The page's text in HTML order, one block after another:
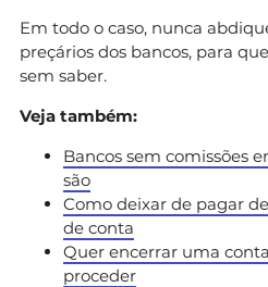
Em todo o caso, nunca
preçários dos bancos, para
sem saber.
Veja também:
Bancos sem comissões
são
Como deixar de pagar
de conta
Quer encerrar uma
proceder